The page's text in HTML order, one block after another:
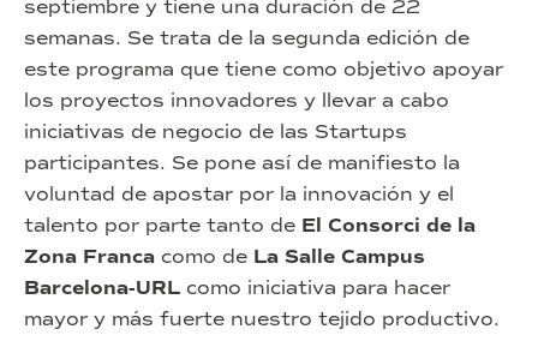
septiembre y tiene una duración de 22
semanas. Se trata de la segunda edición de
este programa que tiene como objetivo apoyar
los proyectos innovadores y llevar a cabo
iniciativas de negocio de las Startups
participantes. Se pone así de manifiesto la
voluntad de apostar por la innovación y el
talento por parte tanto de El Consorci de la
Zona Franca como de La Salle Campus
Barcelona-URL como iniciativa para hacer
mayor y más fuerte nuestro tejido productivo.